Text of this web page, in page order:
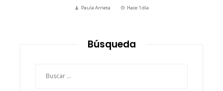
Paula Arrieta Hace 1 día
Búsqueda